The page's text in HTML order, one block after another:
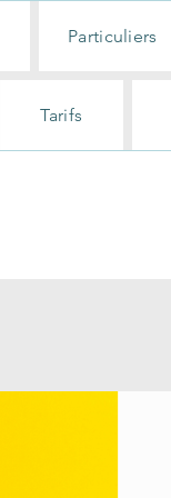
Particuliers
Tarifs